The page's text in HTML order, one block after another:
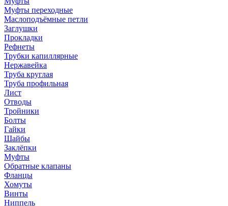
Муфты переходные
Маслоподъёмные петли
Заглушки
Прокладки
Рефнеты
Трубки капиллярные
Нержавейка
Труба круглая
Труба профильная
Лист
Отводы
Тройники
Болты
Гайки
Шайбы
Заклёпки
Муфты
Обратные клапаны
Фланцы
Хомуты
Винты
Ниппель